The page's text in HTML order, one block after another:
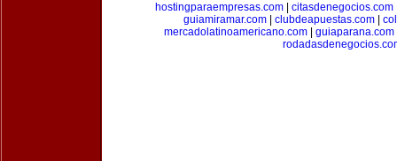
hostingparaempresas.com| citasdenegocios.com
guiamiramar.com
clubdeapuestas.com
mercadolatinoamericano.com| guiaparana.com